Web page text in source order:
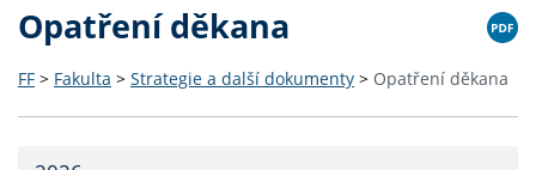
Opatření děkana
FF > Fakulta > Strategie a další dokumenty > Opatření děkana